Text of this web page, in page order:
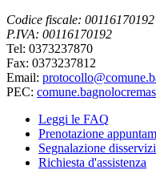
Codice fiscale: 00116170192
P.IVA: 00116170192
Tel: 0373237870
Fax: 0373237812
Email:
PEC:
Leggi le FAQ
Prenotazione
Segnalazione
Richiesta d'assistenza